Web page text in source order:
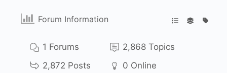
Forum Information
1 Forums 2,868 Topics
2,872 Posts 0 Online